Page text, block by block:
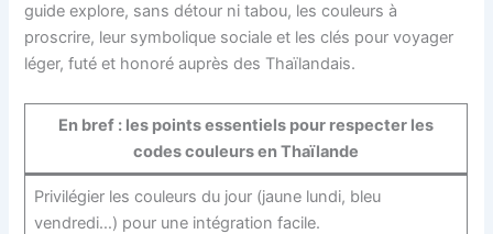
guide explore, sans détour ni tabou, les couleurs à
proscrire, leur symbolique sociale et les clés pour voyager
léger, futé et honoré auprès des Thaïlandais.
En bref : les points essentiels pour respecter les
codes couleurs en Thaïlande
Privilégier les couleurs du jour (jaune lundi, bleu
vendredi…) pour une intégration facile.